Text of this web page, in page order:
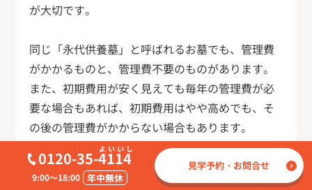
が大切です。
同じ「永代供養墓」と呼ばれるお墓でも、管理費
がかかるものと、管理費不要のものがあります。
また、初期費用が安く見えても毎年の管理費が必
要な場合もあれば、初期費用はやや高めでも、そ
の後の管理費がかからない場合もあります。
そのため、永代供養墓を比較するときは、最初に
支払う費用だけでなく、
契約後に発生する費用ま
0120-35-4114
9:00～18:00 年中無休
見学予約・お問合せ